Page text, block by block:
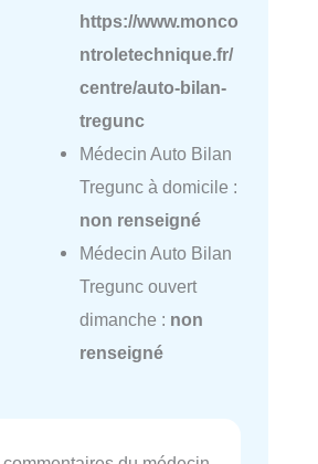
https://www.monco
ntroletechnique.fr/
centre/auto-bilan-
tregunc
Médecin Auto Bilan
Tregunc à domicile :
non renseigné
Médecin Auto Bilan
Tregunc ouvert
dimanche : non
renseigné